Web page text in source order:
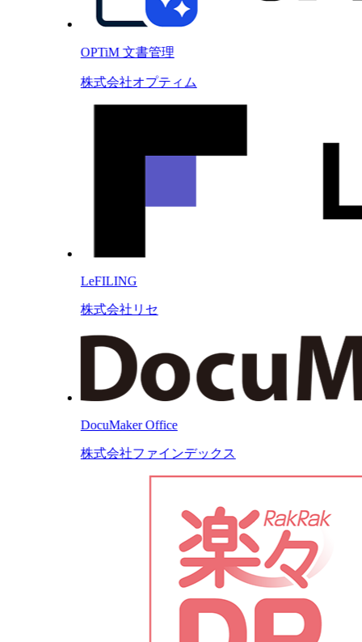
OPTiM 文書管理
株式会社オプティム
LeFILING
株式会社リセ
DocuMaker Office
株式会社ファインデックス